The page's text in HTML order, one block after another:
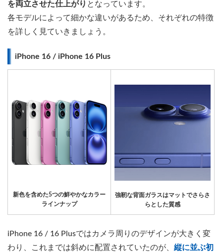
を両立させた仕上がり となっています。
各モデルによって細かな違いがあるため、それぞれの特徴
を詳しく見ていきましょう。
iPhone 16 / iPhone 16 Plus
新色を含めた5つの鮮やかなカラー
ラインナップ
強靭な背面ガラスはマットでさらさ
らとした質感
iPhone 16 / 16 Plusではカメラ周りのデザインが大きく変
わり、これまでは斜めに配置されていたのが、 縦に並ぶ初